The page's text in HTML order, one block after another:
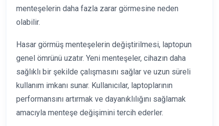
menteşelerin daha fazla zarar görmesine neden
olabilir.
Hasar görmüş menteşelerin değiştirilmesi, laptopun
genel ömrünü uzatır. Yeni menteşeler, cihazın daha
sağlıklı bir şekilde çalışmasını sağlar ve uzun süreli
kullanım imkanı sunar. Kullanıcılar, laptoplarının
performansını artırmak ve dayanıklılığını sağlamak
amacıyla menteşe değişimini tercih ederler.